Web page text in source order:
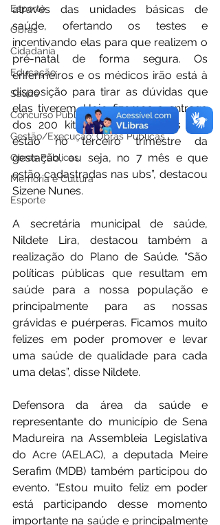
Esporte
Obras
Cidadania
Educação
Saúde
Concurso Público
Gestão/Execução: Obras Públicas
Obras Públicas
Memória e Cultura
Esporte
através das unidades básicas de
saúde, ofertando os testes e
incentivando elas para que realizem o
pré-natal de forma segura. Os
enfermeiros e os médicos irão está à
disposição para tirar as dúvidas que
elas tiverem. Hoje fizemos a entrega
dos 200 kits para as mamães que
estão no terceiro trimestre da
gestação, ou seja, no 7 mês e que
estão cadastradas nas ubs”, destacou
Sizene Nunes.
A secretária municipal de saúde,
Nildete Lira, destacou também a
realização do Plano de Saúde. “São
políticas públicas que resultam em
saúde para a nossa população e
principalmente para as nossas
grávidas e puérperas. Ficamos muito
felizes em poder promover e levar
uma saúde de qualidade para cada
uma delas”, disse Nildete.
Defensora da área da saúde e
representante do município de Sena
Madureira na Assembleia Legislativa
do Acre (AELAC), a deputada Meire
Serafim (MDB) também participou do
evento. “Estou muito feliz em poder
está participando desse momento
importante na saúde e principalmente